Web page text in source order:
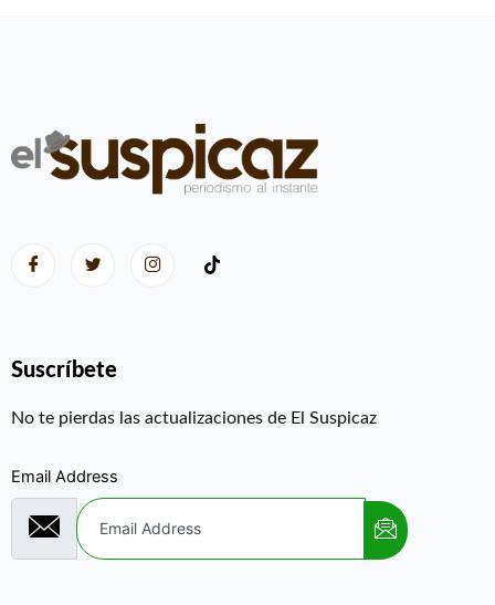
Suscríbete
No te pierdas las actualizaciones de El Suspicaz
Email Address